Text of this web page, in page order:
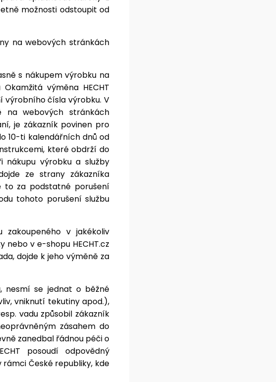
možnosti odstoupit od
na webových stránkách
s nákupem výrobku na
výměna HECHT
výrobního čísla výrobku. V
na webových stránkách
je zákazník povinen pro
10-ti kalendářních dnů od
které obdrží do
nákupu výrobku a služby
ze strany zákazníka
to za podstatné porušení
tohoto porušení službu
v jakékoliv
nebo v e-shopu HECHT.cz
dojde k jeho výměně za
nesmí se jednat o běžné
vniknutí tekutiny apod.),
vadu způsobil zákazník
zásahem do
zanedbal řádnou péči o
posoudí odpovědný
rámci České republiky, kde